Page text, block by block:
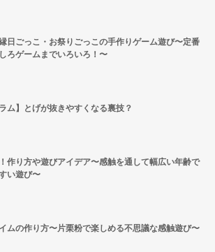
日ごっこ・お祭りごっこの手作りゲーム遊び〜定番
ろゲームまでいろいろ！〜
ラム】とげが抜きやすくなる裏技？
作り方や遊びアイデア〜感触を通して幅広い年齢で
い遊び〜
ムの作り方〜片栗粉で楽しめる不思議な感触遊び〜